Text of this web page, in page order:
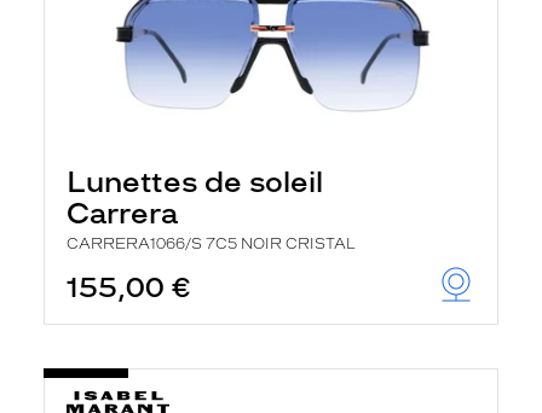
Lunettes de soleil
Carrera
CARRERA1066/S 7C5 NOIR CRISTAL
155,00 €